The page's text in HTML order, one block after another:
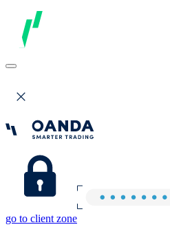
go to client zone